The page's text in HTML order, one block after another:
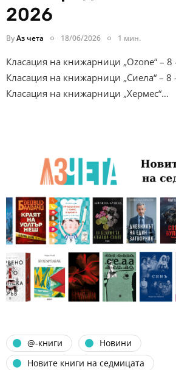
2026
ByАз чета 18/06/2026 1 мин.
Класация на книжарници „Ozone“ –
Класация на книжарници „Сиела“ –
Класация на книжарници „Хермес“…
@-книги
Новини
Новите книги на седмицата